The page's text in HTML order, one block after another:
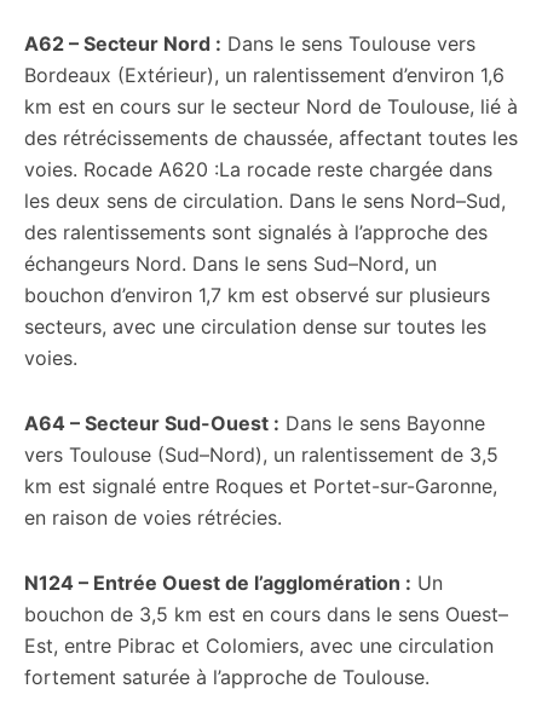
A62 – Secteur Nord : Dans le sens Toulouse vers
Bordeaux (Extérieur), un ralentissement d’environ 1,6
km est en cours sur le secteur Nord de Toulouse, lié à
des rétrécissements de chaussée, affectant toutes les
voies. Rocade A620 :La rocade reste chargée dans
les deux sens de circulation. Dans le sens Nord–Sud,
des ralentissements sont signalés à l’approche des
échangeurs Nord. Dans le sens Sud–Nord, un
bouchon d’environ 1,7 km est observé sur plusieurs
secteurs, avec une circulation dense sur toutes les
voies.
A64 – Secteur Sud-Ouest : Dans le sens Bayonne
vers Toulouse (Sud–Nord), un ralentissement de 3,5
km est signalé entre Roques et Portet-sur-Garonne,
en raison de voies rétrécies.
N124 – Entrée Ouest de l’agglomération : Un
bouchon de 3,5 km est en cours dans le sens Ouest–
Est, entre Pibrac et Colomiers, avec une circulation
fortement saturée à l’approche de Toulouse.